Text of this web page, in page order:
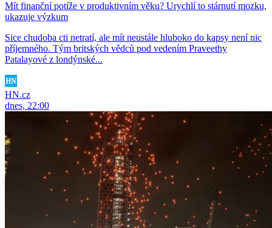
Mít finanční potíže v produktivním věku? Urychlí to stárnutí mozku,
ukazuje výzkum
Sice chudoba cti netratí, ale mít neustále hluboko do kapsy není nic
příjemného. Tým britských vědců pod vedením Praveethy
Patalayové z londýnské...
HN.cz
dnes, 22:00